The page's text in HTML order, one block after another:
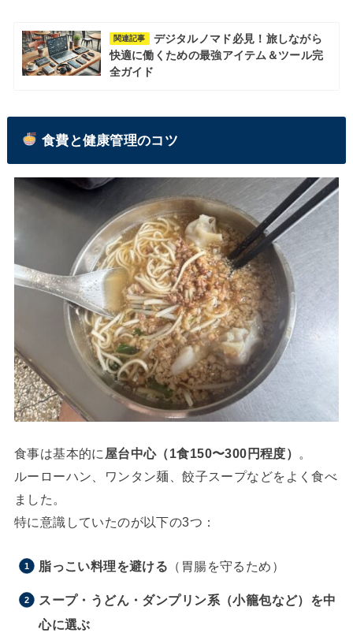
関連記事
デジタルノマド必見！旅しながら
快適に働くための最強アイテム＆ツール完
全ガイド
食費と健康管理のコツ
食事は基本的に 屋台中心（1食150〜300円程度） 。
ルーローハン、ワンタン麺、餃子スープなどをよく食べ
ました。
特に意識していたのが以下の3つ：
脂っこい料理を避ける （胃腸を守るため）
スープ・うどん・ダンプリン系（小籠包など）を中
心に選ぶ